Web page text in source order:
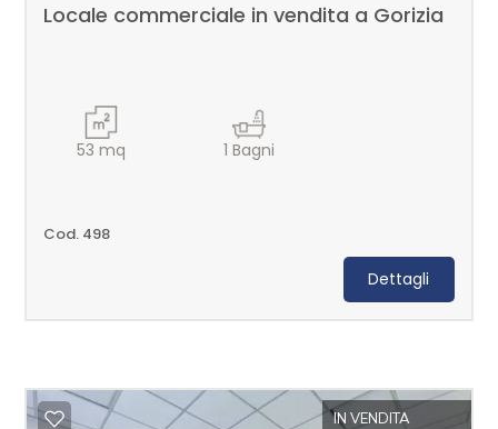
Locale commerciale in vendita a Gorizia
53 mq 1 Bagni
Cod. 498
Dettagli
IN VENDITA